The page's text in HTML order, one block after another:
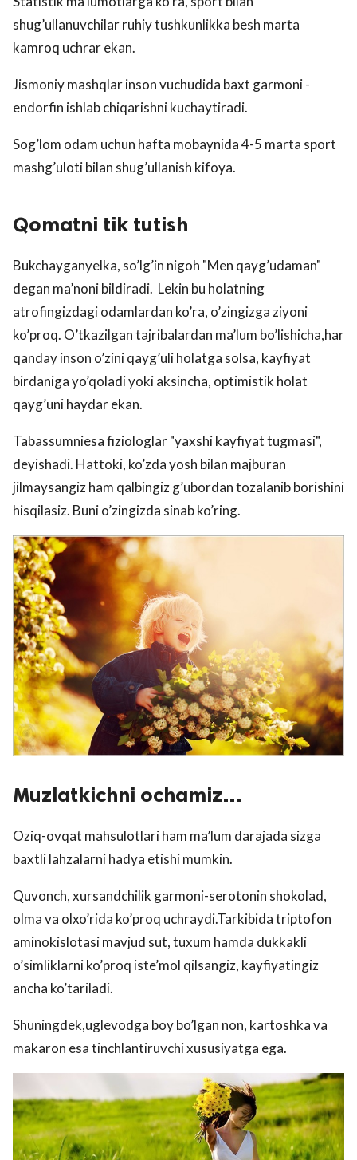
shug’ullanuvchilar ruhiy tushkunlikka besh marta
kamroq uchrar ekan.
Jismoniy mashqlar inson vuchudida baxt garmoni -
endorfin ishlab chiqarishni kuchaytiradi.
Sog’lom odam uchun hafta mobaynida 4-5 marta sport
mashg’uloti bilan shug’ullanish kifoya.
Qomatni tik tutish
Bukchayganyelka, so’lg’in nigoh "Men qayg’udaman"
degan ma’noni bildiradi. Lekin bu holatning
atrofingizdagi odamlardan ko’ra, o’zingizga ziyoni
ko’proq. O’tkazilgan tajribalardan ma’lum bo’lishicha,har
qanday inson o’zini qayg’uli holatga solsa, kayfiyat
birdaniga yo’qoladi yoki aksincha, optimistik holat
qayg’uni haydar ekan.
Tabassumniesa fiziologlar "yaxshi kayfiyat tugmasi",
deyishadi. Hattoki, ko’zda yosh bilan majburan
jilmaysangiz ham qalbingiz g’ubordan tozalanib borishini
hisqilasiz. Buni o’zingizda sinab ko’ring.
Muzlatkichni ochamiz…
Oziq-ovqat mahsulotlari ham ma’lum darajada sizga
baxtli lahzalarni hadya etishi mumkin.
Quvonch, xursandchilik garmoni-serotonin shokolad,
olma va olxo’rida ko’proq uchraydi.Tarkibida triptofon
aminokislotasi mavjud sut, tuxum hamda dukkakli
o’simliklarni ko’proq iste’mol qilsangiz, kayfiyatingiz
ancha ko’tariladi.
Shuningdek,uglevodga boy bo’lgan non, kartoshka va
makaron esa tinchlantiruvchi xususiyatga ega.